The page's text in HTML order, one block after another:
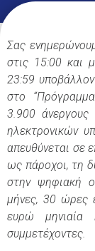
Σας
στις 15:00 και
23:59
στο
3.900
ηλεκτρονικών
απευθύνεται σε
ως πάροχοι, τη
στην ψηφιακή
μήνες, 30 ώρες
ευρώ μηνιαία
συμμετέχοντες.